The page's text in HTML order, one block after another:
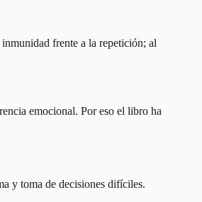
frente a la repetición; al
emocional. Por eso el libro ha
y toma de decisiones difíciles.